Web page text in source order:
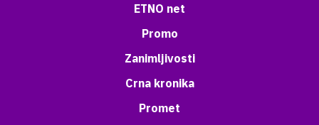
ETNO net
Promo
Zanimljivosti
Crna kronika
Promet